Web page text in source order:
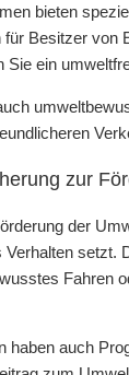
bieten
Besitzer
Sie ein
zur
der
setzt.
Fahren
haben auch